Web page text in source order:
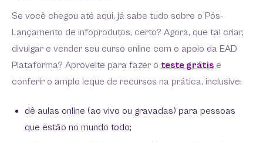
Se você chegou até aqui, já sabe tudo sobre o Pós-
Lançamento de infoprodutos, certo? Agora, que tal criar,
divulgar e vender seu curso online com o apoio da EAD
Plataforma? Aproveite para fazer o teste grátis e
conferir o amplo leque de recursos na prática, inclusive:
dê aulas online (ao vivo ou gravadas) para pessoas
que estão no mundo todo;